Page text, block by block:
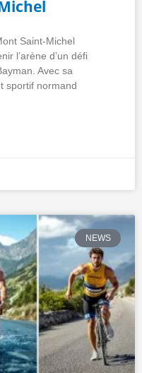
Saint-Michel
l’arène d’un défi
Avec sa
sportif normand
NEWS